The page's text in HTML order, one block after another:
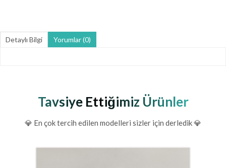
Detaylı Bilgi Yorumlar (0)
Tavsiye Ettiğimiz Ürünler
💎 En çok tercih edilen modelleri sizler için derledik 💎